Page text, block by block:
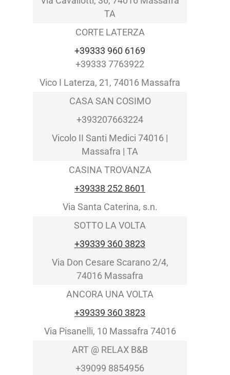
TA
CORTE LATERZA
+39333 960 6169
+39333 7763922
Vico I Laterza, 21, 74016 Massafra
CASA SAN COSIMO
+393207663224
Vicolo II Santi Medici 74016 |
Massafra | TA
CASINA TROVANZA
+39338 252 8601
Via Santa Caterina, s.n.
SOTTO LA VOLTA
+39339 360 3823
Via Don Cesare Scarano 2/4,
74016 Massafra
ANCORA UNA VOLTA
+39339 360 3823
Via Pisanelli, 10 Massafra 74016
ART @ RELAX B&B
+39099 8854956